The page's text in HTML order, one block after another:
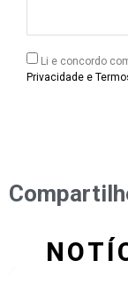
Li e concordo
Privacidade e